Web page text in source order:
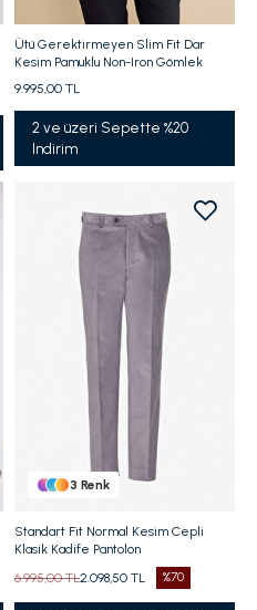
Ütü Gerektirmeyen Slim Fit Dar
Kesim Pamuklu Non-Iron Gömlek
9.995,00 TL
2 ve üzeri Sepette %20
Indirim
3 Renk
Standart Fit Normal Kesim Cepli
Klasik Kadife Pantolon
6.995,00 TL2.098,50 TL %70